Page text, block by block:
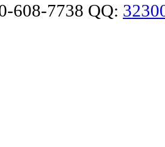
608-7738 QQ: